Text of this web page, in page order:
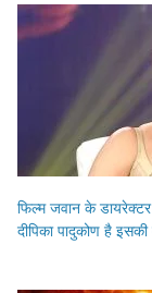
फिल्म जवान के
दीपिका पादुकोण है